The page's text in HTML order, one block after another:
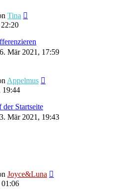
Tina
Mär 2021, 17:59
Appelmus
19:44
Startseite
Mär 2021, 19:43
Joyce&Luna